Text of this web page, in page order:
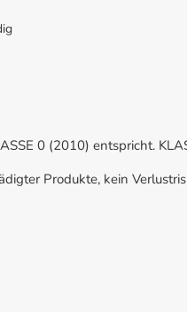
0 (2010) entspricht.
Produkte, kein